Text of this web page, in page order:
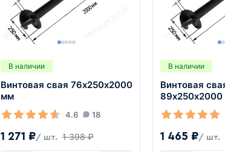
В наличии
Винтовая свая 76х250х2000
мм
4.6 18
1 271 ₽/ шт. 1 398 ₽
В наличии
Винтовая
1 465 ₽/ шт.